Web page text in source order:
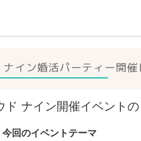
イン婚活パーティー開催
ナイン開催イベントの
今回のイベントテーマ